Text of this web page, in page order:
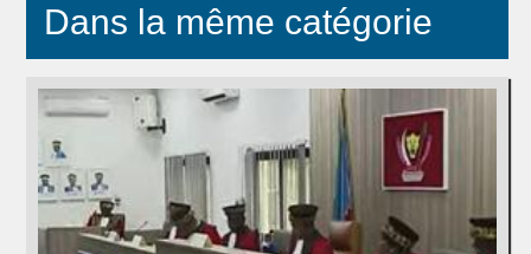
Dans la même catégorie